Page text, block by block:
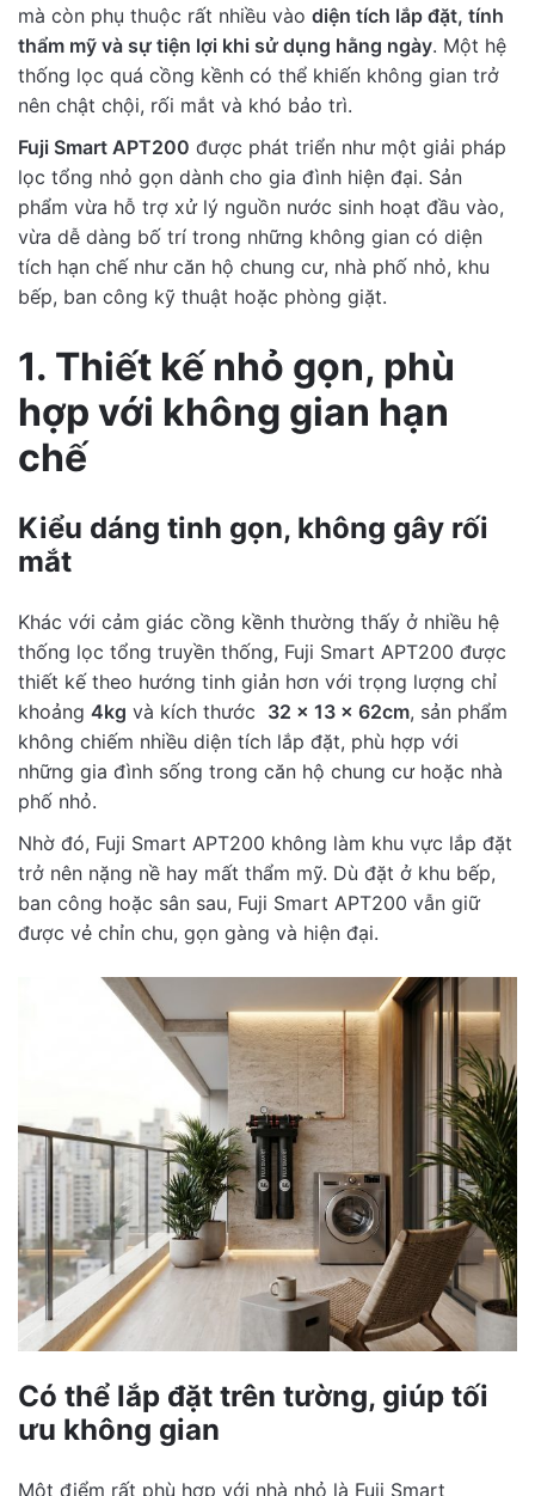
mà còn phụ thuộc rất nhiều vào diện tích lắp đặt, tính
thẩm mỹ và sự tiện lợi khi sử dụng hằng ngày. Một hệ
thống lọc quá cồng kềnh có thể khiến không gian trở
nên chật chội, rối mắt và khó bảo trì.
Fuji Smart APT200 được phát triển như một giải pháp
lọc tổng nhỏ gọn dành cho gia đình hiện đại. Sản
phẩm vừa hỗ trợ xử lý nguồn nước sinh hoạt đầu vào,
vừa dễ dàng bố trí trong những không gian có diện
tích hạn chế như căn hộ chung cư, nhà phố nhỏ, khu
bếp, ban công kỹ thuật hoặc phòng giặt.
1. Thiết kế nhỏ gọn, phù
hợp với không gian hạn
chế
Kiểu dáng tinh gọn, không gây rối
mắt
Khác với cảm giác cồng kềnh thường thấy ở nhiều hệ
thống lọc tổng truyền thống, Fuji Smart APT200 được
thiết kế theo hướng tinh giản hơn với trọng lượng chỉ
khoảng 4kg và kích thước 32 x 13 x 62cm, sản phẩm
không chiếm nhiều diện tích lắp đặt, phù hợp với
những gia đình sống trong căn hộ chung cư hoặc nhà
phố nhỏ.
Nhờ đó, Fuji Smart APT200 không làm khu vực lắp đặt
trở nên nặng nề hay mất thẩm mỹ. Dù đặt ở khu bếp,
ban công hoặc sân sau, Fuji Smart APT200 vẫn giữ
được vẻ chỉn chu, gọn gàng và hiện đại.
Có thể lắp đặt trên tường, giúp tối
ưu không gian
Một điểm rất phù hợp với nhà nhỏ là Fuji Smart
Rating
Review Title
Description
Email address
Attachment
0/ 5
tion?
Yes No
Submit Review